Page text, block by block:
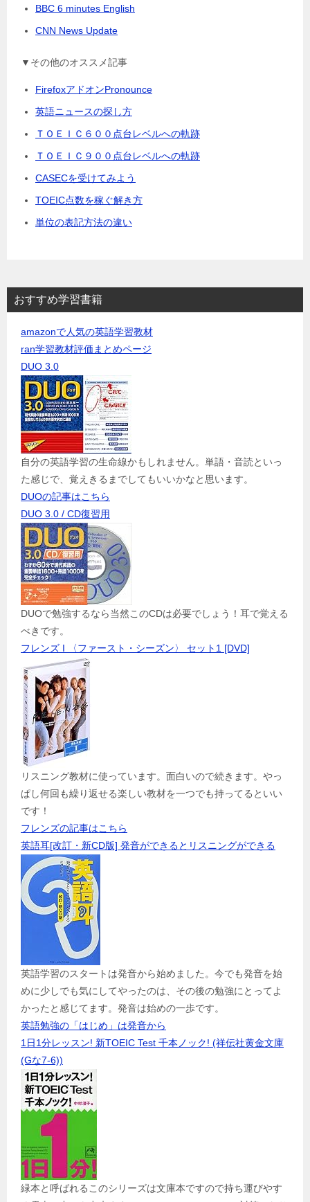
BBC 6 minutes English
CNN News Update
▼その他のオススメ記事
FirefoxアドオンPronounce
英語ニュースの探し方
ＴＯＥＩＣ６００点台レベルへの軌跡
ＴＯＥＩＣ９００点台レベルへの軌跡
CASECを受けてみよう
TOEIC点数を稼ぐ解き方
単位の表記方法の違い
おすすめ学習書籍
amazonで人気の英語学習教材
ran学習教材評価まとめページ
DUO 3.0
自分の英語学習の生命線かもしれません。単語・音読といっ
た感じで、覚えきるまでしてもいいかなと思います。
DUOの記事はこちら
DUO 3.0 / CD復習用
DUOで勉強するなら当然このCDは必要でしょう！耳で覚える
べきです。
フレンズ I 〈ファースト・シーズン〉 セット1 [DVD]
リスニング教材に使っています。面白いので続きます。やっ
ぱし何回も繰り返せる楽しい教材を一つでも持ってるといい
です！
フレンズの記事はこちら
英語耳[改訂・新CD版] 発音ができるとリスニングができる
英語学習のスタートは発音から始めました。今でも発音を始
めに少しでも気にしてやったのは、その後の勉強にとってよ
かったと感じてます。発音は始めの一歩です。
英語勉強の「はじめ」は発音から
1日1分レッスン! 新TOEIC Test 千本ノック! (祥伝社黄金文庫
(Gな7-6))
緑本と呼ばれるこのシリーズは文庫本ですので持ち運びやす